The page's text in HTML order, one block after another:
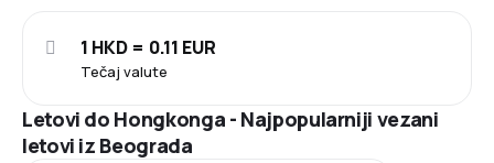
Tečaj valute
1 HKD = 0.11 EUR
Letovi do Hongkonga - Najpopularniji vezani
letovi iz Beograda